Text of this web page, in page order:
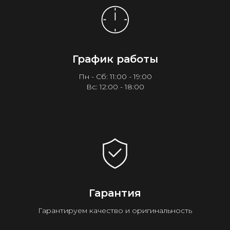
График работы
Пн - Сб: 11:00 - 19:00
Вс: 12:00 - 18:00
Гарантия
Гарантируем качество и оригинальность